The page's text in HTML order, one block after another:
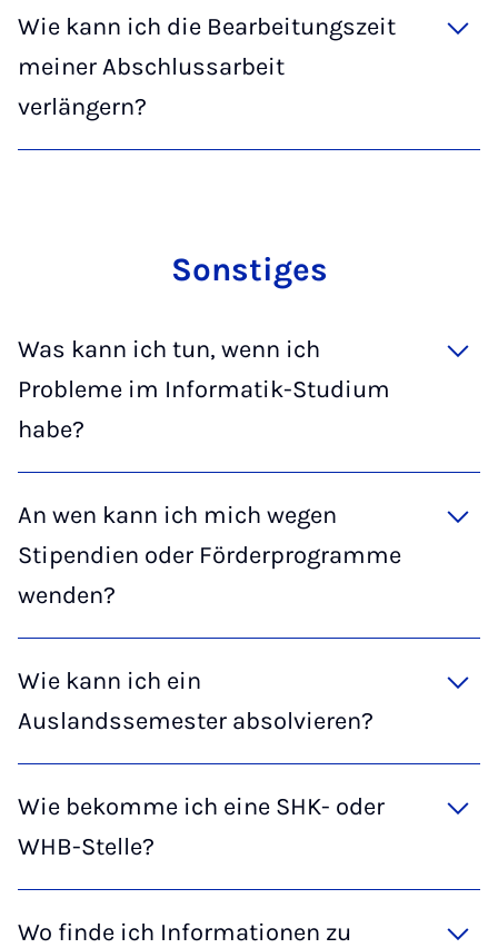
Wie kann ich die Bearbeitungszeit
meiner Abschlussarbeit
verlängern?
Sons­ti­ges
Was kann ich tun, wenn ich
Probleme im Informatik-Studium
habe?
An wen kann ich mich wegen
Stipendien oder Förderprogramme
wenden?
Wie kann ich ein
Auslandssemester absolvieren?
Wie bekomme ich eine SHK- oder
WHB-Stelle?
Wo finde ich Informationen zu